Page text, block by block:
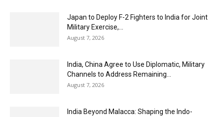
Japan to Deploy F-2 Fighters to India for Joint
Military Exercise,...
August 7, 2026
India, China Agree to Use Diplomatic, Military
Channels to Address Remaining...
August 7, 2026
India Beyond Malacca: Shaping the Indo-